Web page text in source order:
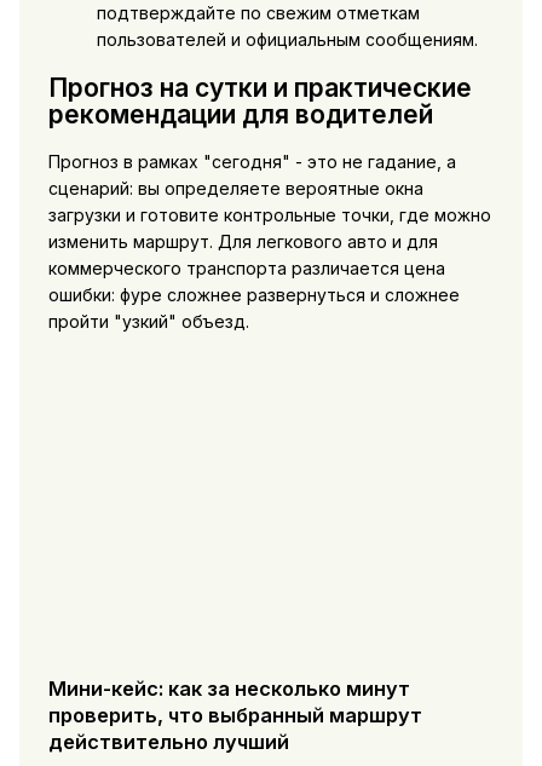
подтверждайте по свежим отметкам
пользователей и официальным сообщениям.
Прогноз на сутки и практические
рекомендации для водителей
Прогноз в рамках "сегодня" - это не гадание, а
сценарий: вы определяете вероятные окна
загрузки и готовите контрольные точки, где можно
изменить маршрут. Для легкового авто и для
коммерческого транспорта различается цена
ошибки: фуре сложнее развернуться и сложнее
пройти "узкий" объезд.
Мини-кейс: как за несколько минут
проверить, что выбранный маршрут
действительно лучший